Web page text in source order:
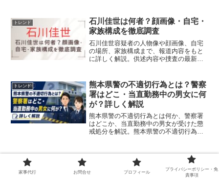
退所と結婚説を本人発表から整理し、旦
那や妊娠、今後の活動まで紹介します。
トレンド
石川佳世は何者？顔画像・自宅・
家族構成を徹底調査
石川佳世容疑者の人物像や顔画像、自宅
の場所、家族構成まで、報道内容をもと
に詳しく解説。供述内容や捜査の最新情
トレンド
熊本県警の不適切行為とは？警察
署はどこ・当直勤務中の男女に何
が？詳しく解説
熊本県警の不適切行為とは何か、警察署
はどこか、当直勤務中の男女が受けた懲
戒処分を解説。熊本県警の不適切行為と
処分、匿名情報による発覚経緯、実名非
公表の理由まで分かりやすく紹介しま
す。
家事代行 お問合せ プロフィール
プライバシーポリシー・免
責事項